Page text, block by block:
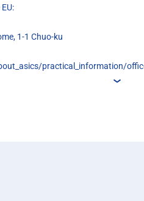
1-1 Chuo-ku
practical_information/